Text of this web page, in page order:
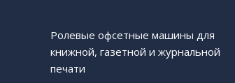
Ролевые офсетные машины для
книжной, газетной и журнальной
печати